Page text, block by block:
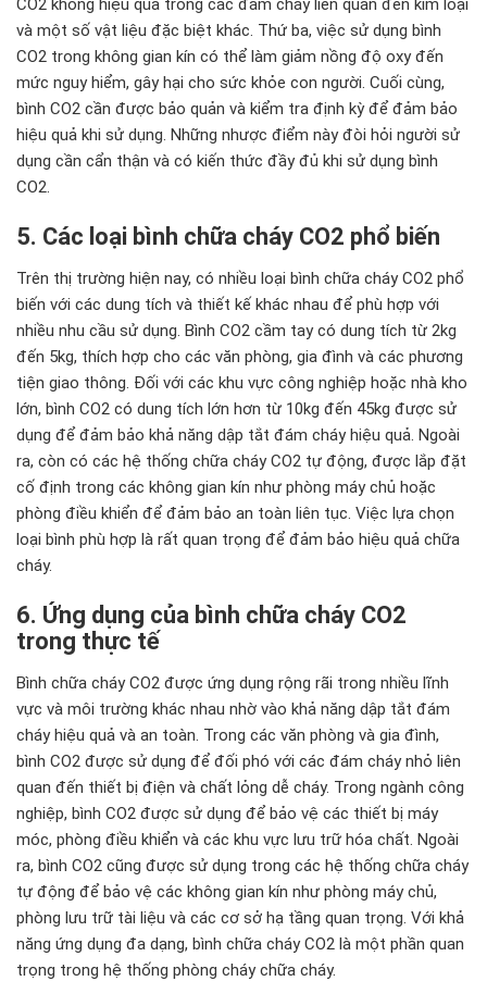
CO2 không hiệu quả trong các đám cháy liên quan đến kim loại
và một số vật liệu đặc biệt khác. Thứ ba, việc sử dụng bình
CO2 trong không gian kín có thể làm giảm nồng độ oxy đến
mức nguy hiểm, gây hại cho sức khỏe con người. Cuối cùng,
bình CO2 cần được bảo quản và kiểm tra định kỳ để đảm bảo
hiệu quả khi sử dụng. Những nhược điểm này đòi hỏi người sử
dụng cần cẩn thận và có kiến thức đầy đủ khi sử dụng bình
CO2.
5. Các loại bình chữa cháy CO2 phổ biến
Trên thị trường hiện nay, có nhiều loại bình chữa cháy CO2 phổ
biến với các dung tích và thiết kế khác nhau để phù hợp với
nhiều nhu cầu sử dụng. Bình CO2 cầm tay có dung tích từ 2kg
đến 5kg, thích hợp cho các văn phòng, gia đình và các phương
tiện giao thông. Đối với các khu vực công nghiệp hoặc nhà kho
lớn, bình CO2 có dung tích lớn hơn từ 10kg đến 45kg được sử
dụng để đảm bảo khả năng dập tắt đám cháy hiệu quả. Ngoài
ra, còn có các hệ thống chữa cháy CO2 tự động, được lắp đặt
cố định trong các không gian kín như phòng máy chủ hoặc
phòng điều khiển để đảm bảo an toàn liên tục. Việc lựa chọn
loại bình phù hợp là rất quan trọng để đảm bảo hiệu quả chữa
cháy.
6. Ứng dụng của bình chữa cháy CO2
trong thực tế
Bình chữa cháy CO2 được ứng dụng rộng rãi trong nhiều lĩnh
vực và môi trường khác nhau nhờ vào khả năng dập tắt đám
cháy hiệu quả và an toàn. Trong các văn phòng và gia đình,
bình CO2 được sử dụng để đối phó với các đám cháy nhỏ liên
quan đến thiết bị điện và chất lỏng dễ cháy. Trong ngành công
nghiệp, bình CO2 được sử dụng để bảo vệ các thiết bị máy
móc, phòng điều khiển và các khu vực lưu trữ hóa chất. Ngoài
ra, bình CO2 cũng được sử dụng trong các hệ thống chữa cháy
tự động để bảo vệ các không gian kín như phòng máy chủ,
phòng lưu trữ tài liệu và các cơ sở hạ tầng quan trọng. Với khả
năng ứng dụng đa dạng, bình chữa cháy CO2 là một phần quan
trọng trong hệ thống phòng cháy chữa cháy.